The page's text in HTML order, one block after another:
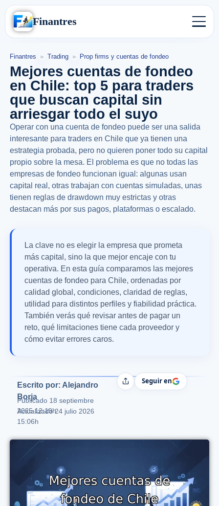
Finantres
Finantres » Trading » Prop firms y cuentas de fondeo
Mejores cuentas de fondeo
en Chile: top 5 para traders
que buscan capital sin
arriesgar todo el suyo
Operar con una cuenta de fondeo puede ser una salida
interesante para traders en Chile que ya tienen una
estrategia probada, pero no quieren poner todo su capital
propio sobre la mesa. El problema es que no todas las
empresas de fondeo funcionan igual: algunas usan
capital real, otras trabajan con cuentas simuladas, unas
tienen reglas de drawdown muy estrictas y otras
destacan más por sus pagos, plataformas o escalado.
La clave no es elegir la empresa que prometa
más capital, sino la que mejor encaje con tu
operativa. En esta guía comparamos las mejores
cuentas de fondeo para Chile, ordenadas por
calidad global, condiciones, claridad de reglas,
utilidad para distintos perfiles y fiabilidad práctica.
También verás qué revisar antes de pagar un
reto, qué limitaciones tiene cada proveedor y
cómo evitar errores caros.
Escrito por: Alejandro
Borja
Publicado 18 septiembre
2025 12:19h
Actualizado 24 julio 2026
15:06h
CompartirSeguir en